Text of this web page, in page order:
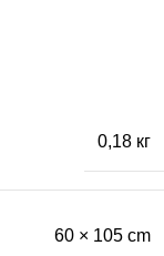
0,18 кг
60 × 105 cm